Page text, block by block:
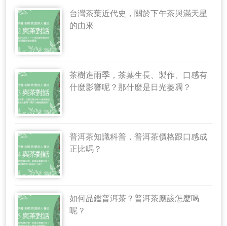
台灣茶葉近代史，關於下午茶與滿天星
的由來
茶樹進雨季，茶葉生長、製作、口感有
什麼影響呢？那什麼是日光萎凋？
普洱茶知識科普，普洱茶價格跟口感成
正比嗎？
如何品鑑普洱茶？普洱茶應該怎麼喝
呢？